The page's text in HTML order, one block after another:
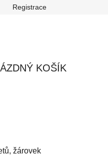
Odstoupení od smlouvy
Registrace
KOŠÍK
žárovek